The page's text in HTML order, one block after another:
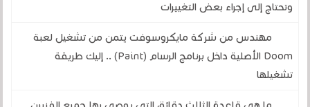
وتحتاج إلى إجراء بعض التغييرات
مهندس من شركة مايكروسوفت يتمن من تشغيل لعبة
Doom الأصلية داخل برنامج الرسام (Paint) .. إليك طريقة
تشغيلها